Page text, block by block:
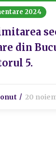
2024
din
5.
20